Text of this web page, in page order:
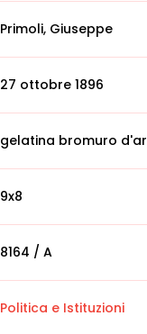
Primoli, Giuseppe
27 ottobre 1896
gelatina bromuro
9x8
8164 / A
Politica e Istituzioni